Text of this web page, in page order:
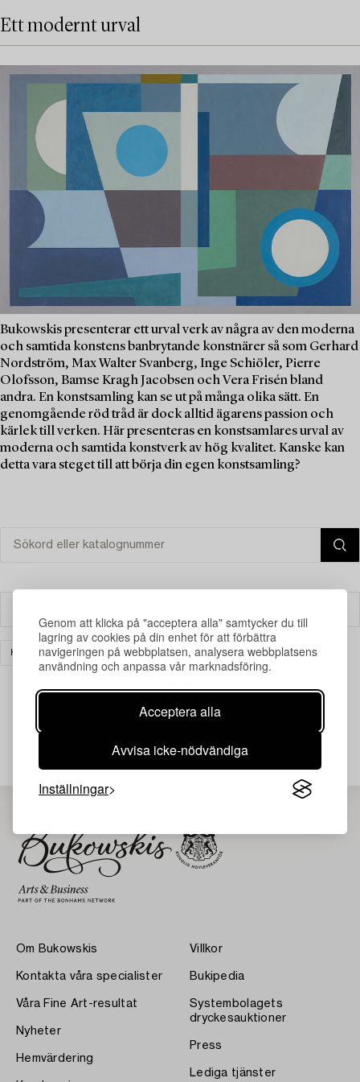
Genom att klicka på "acceptera alla" samtycker du till
lagring av cookies på din enhet för att förbättra
navigeringen på webbplatsen, analysera webbplatsens
användning och anpassa vår marknadsföring.
Acceptera alla
Avvisa icke-nödvändiga
Inställningar
Ett modernt urval
Bukowskis presenterar ett urval verk av några av den moderna
och samtida konstens banbrytande konstnärer så som Gerhard
Nordström, Max Walter Svanberg, Inge Schiöler, Pierre
Olofsson, Bamse Kragh Jacobsen och Vera Frisén bland
andra. En konstsamling kan se ut på många olika sätt. En
genomgående röd tråd är dock alltid ägarens passion och
kärlek till verken. Här presenteras en konstsamlares urval av
moderna och samtida konstverk av hög kvalitet. Kanske kan
detta vara steget till att börja din egen konstsamling?
KONST MODERN INTERNATIONELL KONST RENSA ALLA
Om Bukowskis
Kontakta våra specialister
Våra Fine Art-resultat
Nyheter
Hemvärdering
Villkor
Bukipedia
Systembolagets
dryckesauktioner
Press
Lediga tjänster